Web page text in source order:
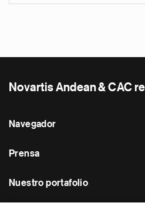
Novartis Andean & CAC
Navegador
Prensa
Nuestro portafolio